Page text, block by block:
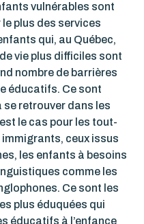
vulnérables sont
plus des services
qui, au Québec,
vie plus difficiles sont
nombre de barrières
éducatifs. Ce sont
se retrouver dans les
le cas pour les tout-
ceux issus
les enfants à besoins
comme les
Ce sont les
plus éduquées qui
éducatifs à l’enfance